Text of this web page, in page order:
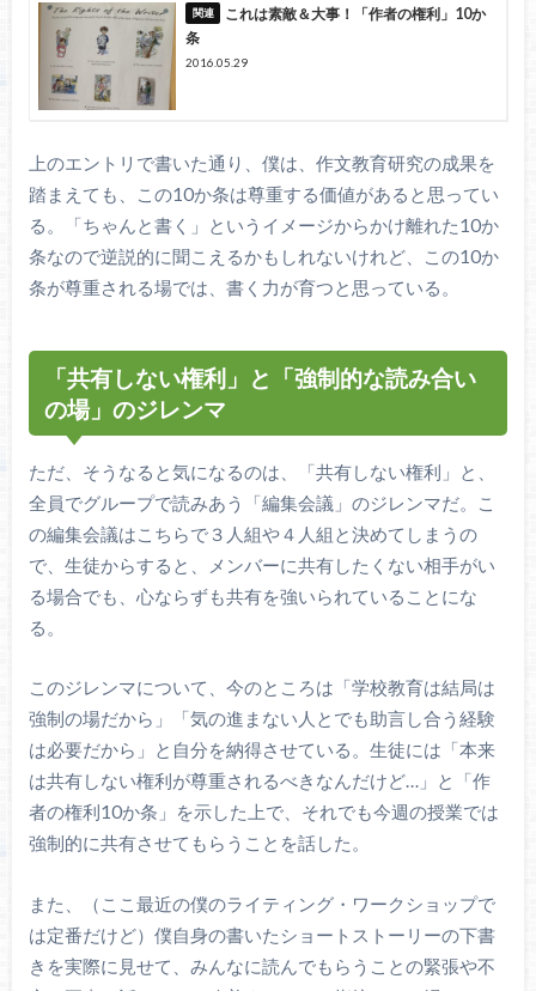
これは素敵＆大事！「作者の権利」10か
条
2016.05.29
上のエントリで書いた通り、僕は、作文教育研究の成果を
踏まえても、この10か条は尊重する価値があると思ってい
る。「ちゃんと書く」というイメージからかけ離れた10か
条なので逆説的に聞こえるかもしれないけれど、この10か
条が尊重される場では、書く力が育つと思っている。
「共有しない権利」と「強制的な読み合い
の場」のジレンマ
ただ、そうなると気になるのは、「共有しない権利」と、
全員でグループで読みあう「編集会議」のジレンマだ。こ
の編集会議はこちらで３人組や４人組と決めてしまうの
で、生徒からすると、メンバーに共有したくない相手がい
る場合でも、心ならずも共有を強いられていることにな
る。
このジレンマについて、今のところは「学校教育は結局は
強制の場だから」「気の進まない人とでも助言し合う経験
は必要だから」と自分を納得させている。生徒には「本来
は共有しない権利が尊重されるべきなんだけど…」と「作
者の権利10か条」を示した上で、それでも今週の授業では
強制的に共有させてもらうことを話した。
また、（ここ最近の僕のライティング・ワークショップで
は定番だけど）僕自身の書いたショートストーリーの下書
きを実際に見せて、みんなに読んでもらうことの緊張や不